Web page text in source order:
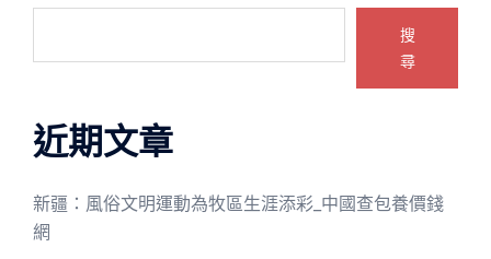
搜
尋
近期文章
新疆：風俗文明運動為牧區生涯添彩_中國查包養價錢
網